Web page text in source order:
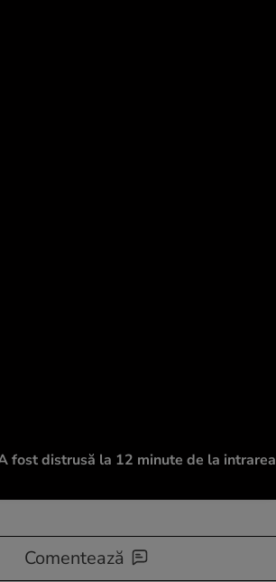
fost distrusă la 12 minute de la intrarea
Comentează